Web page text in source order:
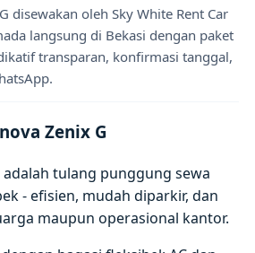
disewakan oleh Sky White Rent Car
langsung di Bekasi dengan paket
transparan, konfirmasi tanggal,
Zenix G
tulang punggung sewa
- efisien, mudah diparkir, dan
maupun operasional kantor.